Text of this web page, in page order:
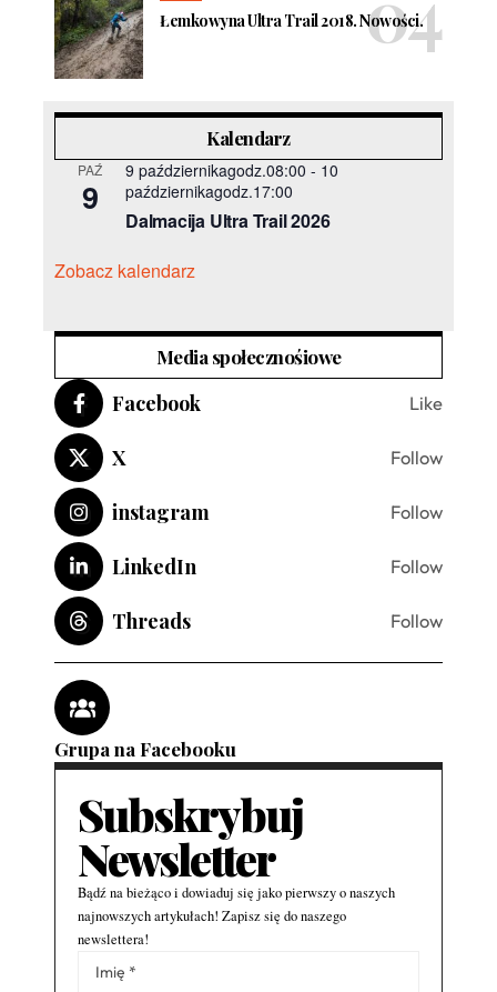
Łemkowyna Ultra Trail 2018. Nowości.
Kalendarz
PAŹ
9
9 październikagodz.08:00 - 10
październikagodz.17:00
Dalmacija Ultra Trail 2026
Zobacz kalendarz
Media społecznośiowe
Facebook Like
X Follow
instagram Follow
LinkedIn Follow
Threads Follow
Grupa na Facebooku
Subskrybuj
Newsletter
Bądź na bieżąco i dowiaduj się jako pierwszy o naszych
najnowszych artykułach! Zapisz się do naszego
newslettera!
Alternative: